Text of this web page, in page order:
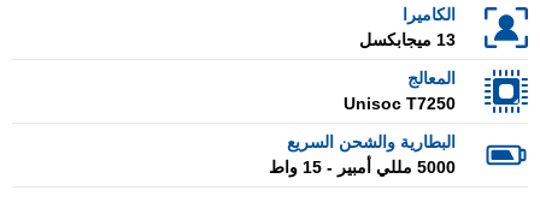
الكاميرا
13 ميجابكسل
المعالج
Unisoc T7250
البطارية والشحن السريع
5000 مللي أمبير - 15 واط